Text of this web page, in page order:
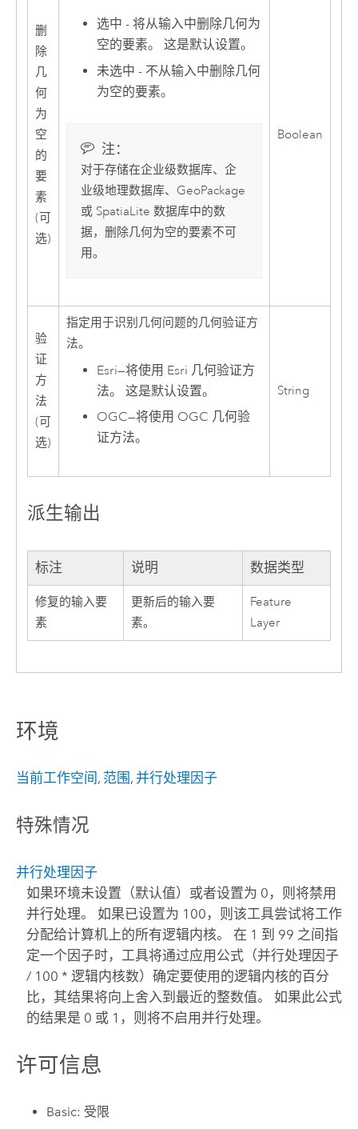
删
除
几
何
为
空
的
要
素
(可
选)
选中 - 将从输入中删除几何为
空的要素。 这是默认设置。
未选中 - 不从输入中删除几何
为空的要素。
注：
对于存储在企业级数据库、企
业级地理数据库、GeoPackage
或 SpatiaLite 数据库中的数
据，删除几何为空的要素不可
用。
Boolean
验
证
方
法
(可
选)
指定用于识别几何问题的几何验证方
法。
Esri—将使用 Esri 几何验证方
法。 这是默认设置。
OGC—将使用 OGC 几何验
证方法。
String
派生输出
标注 说明 数据类型
修复的输入要
素
更新后的输入要
素。
Feature
Layer
环境
当前工作空间 , 范围 , 并行处理因子
特殊情况
并行处理因子
如果环境未设置（默认值）或者设置为 0，则将禁用
并行处理。 如果已设置为 100，则该工具尝试将工作
分配给计算机上的所有逻辑内核。 在 1 到 99 之间指
定一个因子时，工具将通过应用公式（并行处理因子
/ 100 * 逻辑内核数）确定要使用的逻辑内核的百分
比，其结果将向上舍入到最近的整数值。 如果此公式
的结果是 0 或 1，则将不启用并行处理。
许可信息
Basic: 受限